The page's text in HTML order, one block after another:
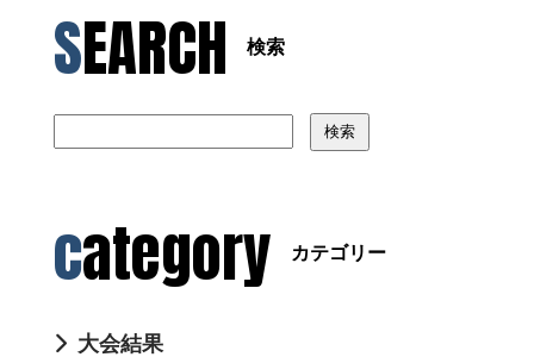
SEARCH 検索
検索
category カテゴリー
大会結果